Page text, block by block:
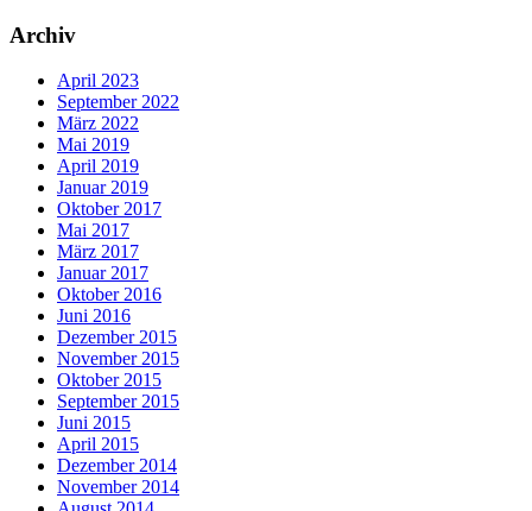
Archiv
April 2023
September 2022
März 2022
Mai 2019
April 2019
Januar 2019
Oktober 2017
Mai 2017
März 2017
Januar 2017
Oktober 2016
Juni 2016
Dezember 2015
November 2015
Oktober 2015
September 2015
Juni 2015
April 2015
Dezember 2014
November 2014